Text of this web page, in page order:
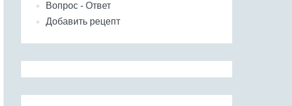
Вопрос - Ответ
Добавить рецепт